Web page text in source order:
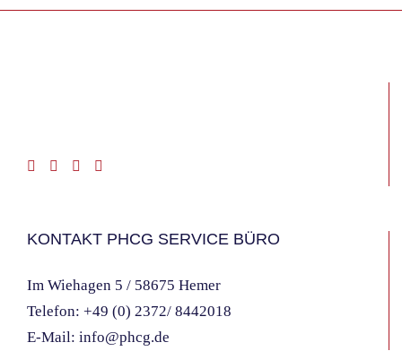
KONTAKT PHCG SERVICE BÜRO
Im Wiehagen 5 / 58675 Hemer
Telefon: +49 (0) 2372/ 8442018
E-Mail: info@phcg.de